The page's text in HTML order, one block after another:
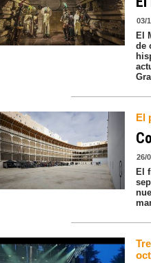
El
de
El
El